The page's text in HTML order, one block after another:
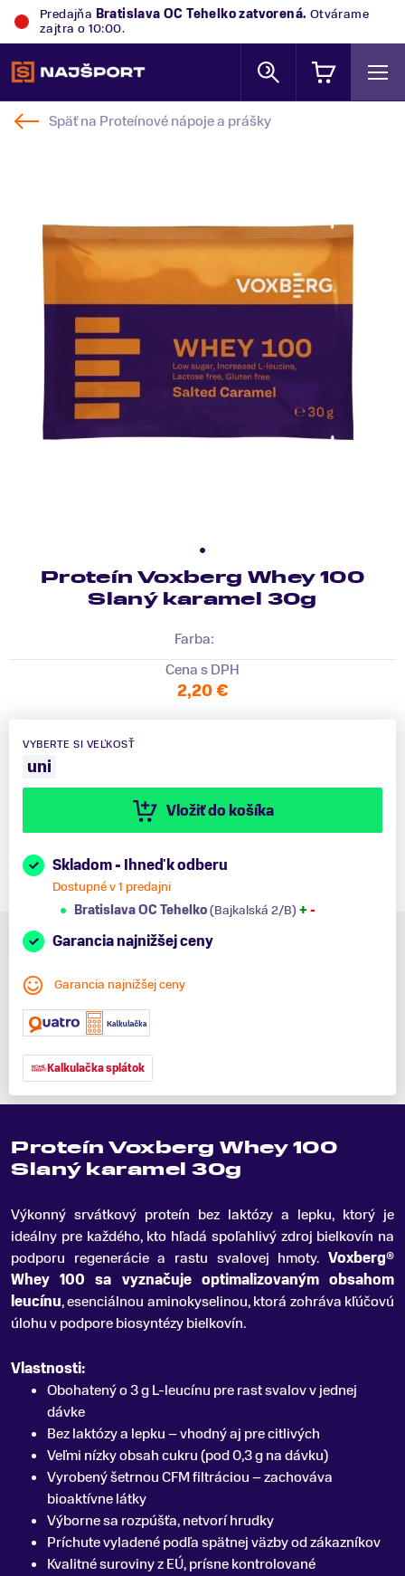
Predajňa Bratislava OC Tehelkozatvorená. Otvárame
zajtra o 10:00.
Späť na Proteínové nápoje a prášky
Proteín Voxberg Whey 100
Slaný karamel 30g
Farba:
Cena s DPH
2,20 €
VYBERTE SI VEĽKOSŤ
uni
Vložiť do košíka
Skladom - Ihneď k odberu
Dostupné v 1 predajni
Bratislava OC Tehelko(Bajkalská 2/B) + -
Garancia najnižšej ceny
Garancia najnižšej ceny
Kalkulačka splátok
Proteín Voxberg Whey 100
Slaný karamel 30g
Výkonný srvátkový proteín bez laktózy a lepku, ktorý je
ideálny pre každého, kto hľadá spoľahlivý zdroj bielkovín na
podporu regenerácie a rastu svalovej hmoty. Voxberg®
Whey 100 sa vyznačuje optimalizovaným obsahom
leucínu, esenciálnou aminokyselinou, ktorá zohráva kľúčovú
úlohu v podpore biosyntézy bielkovín.
Vlastnosti:
Obohatený o 3 g L-leucínu pre rast svalov v jednej
dávke
Bez laktózy a lepku – vhodný aj pre citlivých
Veľmi nízky obsah cukru (pod 0,3 g na dávku)
Vyrobený šetrnou CFM filtráciou – zachováva
bioaktívne látky
Výborne sa rozpúšťa, netvorí hrudky
Príchute vyladené podľa spätnej väzby od zákazníkov
Kvalitné suroviny z EÚ, prísne kontrolované